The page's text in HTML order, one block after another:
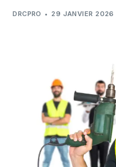
DRCPRO 29 JANVIER 2026